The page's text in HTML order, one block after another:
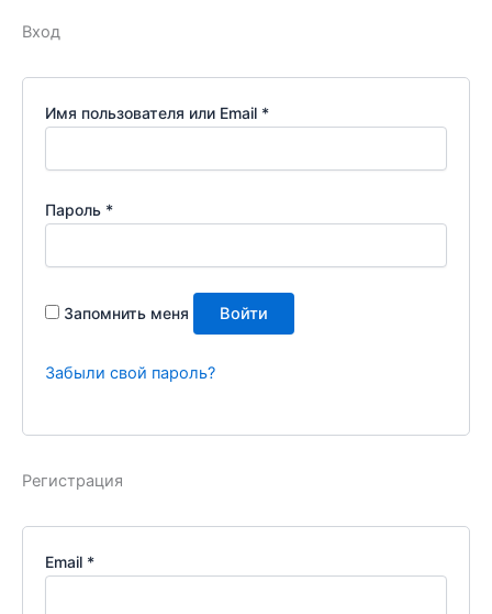
Вход
Имя пользователя или Email *Обязательно
Пароль *Обязательно
Запомнить меня Войти
Забыли свой пароль?
Регистрация
Email *Обязательно